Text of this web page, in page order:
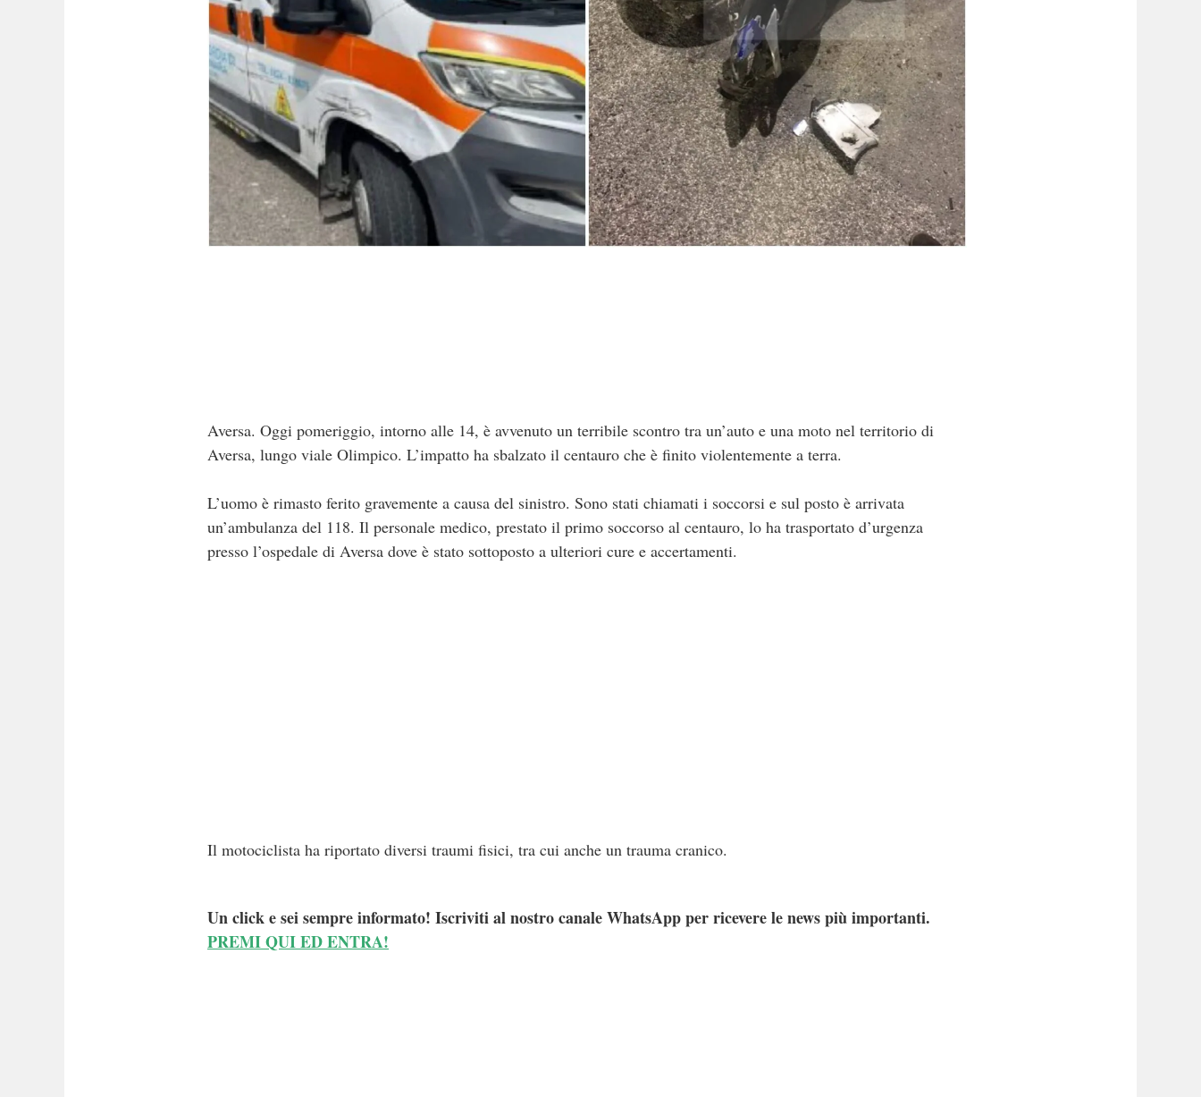
Aversa. Oggi pomeriggio, intorno alle 14, è avvenuto un terribile scontro tra un’auto e una moto nel territorio di
Aversa, lungo viale Olimpico. L’impatto ha sbalzato il centauro che è finito violentemente a terra.
L’uomo è rimasto ferito gravemente a causa del sinistro. Sono stati chiamati i soccorsi e sul posto è arrivata
un’ambulanza del 118. Il personale medico, prestato il primo soccorso al centauro, lo ha trasportato d’urgenza
presso l’ospedale di Aversa dove è stato sottoposto a ulteriori cure e accertamenti.
Il motociclista ha riportato diversi traumi fisici, tra cui anche un trauma cranico.
Un click e sei sempre informato! Iscriviti al nostro canale WhatsApp per ricevere le news più importanti.
PREMI QUI ED ENTRA!